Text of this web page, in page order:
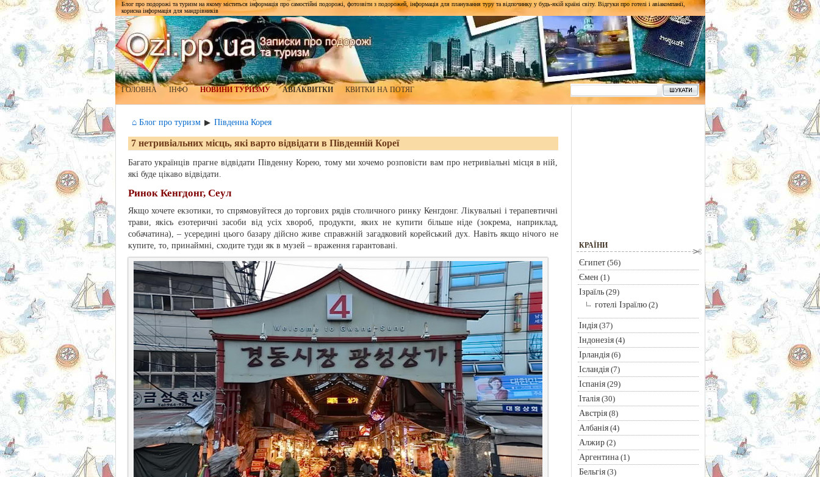
Блог про подорожі та туризм на якому міститься інформація про самостійні подорожі, фотозвіти з подорожей, інформація для планування туру та відпочинку у будь-якій країні світу. Відгуки про готелі і авіакомпанії,
корисна інформація для мандрівників
ГОЛОВНА ІНФО НОВИНИ ТУРИЗМУ АВІАКВИТКИ КВИТКИ НА ПОТЯГ
⌂ Блог про туризм ▶ Південна Корея
7 нетривіальних місць, які варто відвідати в Південній Кореї
Багато українців прагне відвідати Південну Корею, тому ми хочемо розповісти вам про нетривіальні місця в ній,
які буде цікаво відвідати.
Ринок Кенгдонг, Сеул
Якщо хочете екзотики, то спрямовуйтеся до торгових рядів столичного ринку Кенгдонг. Лікувальні і терапевтичні
трави, якісь езотеричні засоби від усіх хвороб, продукти, яких не купити більше ніде (зокрема, наприклад,
собачатина), – усередині цього базару дійсно живе справжній загадковий корейський дух. Навіть якщо нічого не
купите, то, принаймні, сходите туди як в музей – враження гарантовані.
КРАЇНИ
Єгипет(56)
Ємен (1)
Ізраїль(29)
готелі Ізраїлю(2)
Індія(37)
Індонезія(4)
Ірландія(6)
Ісландія(7)
Іспанія(29)
Італія(30)
Австрія(8)
Албанія(4)
Алжир(2)
Аргентина(1)
Бельгія(3)